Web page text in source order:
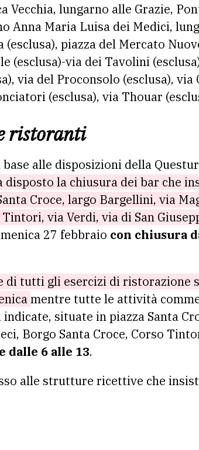
Vecchia, lungarno alle Grazie,
Anna Maria Luisa dei Medici,
(esclusa), piazza del Mercato
(esclusa)-via dei Tavolini
via del Proconsolo (esclusa), via
(esclusa), via Thouar
ristoranti
alle disposizioni della
disposto la chiusura dei bar che
Croce, largo Bargellini, via
via Verdi, via di San
27 febbraio con chiusura
di tutti gli esercizi di ristorazione
mentre tutte le attività
situate in piazza Santa
Borgo Santa Croce, Corso
dalle 6 alle 13.
alle strutture ricettive che